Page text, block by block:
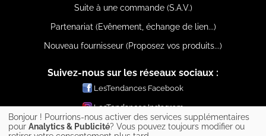
Suite à une commande (S.A.V.)
Partenariat (Evênement, échange de lien...)
Nouveau fournisseur (Proposez vos produits...)
Suivez-nous sur les réseaux sociaux :
LesTendances Facebook
LesTendances Instagram
LesTendances Pinterest
Bonjour ! Pourrions-nous activer des services supplémentaires
pour Analytics & Publicité? Vous pouvez toujours modifier ou